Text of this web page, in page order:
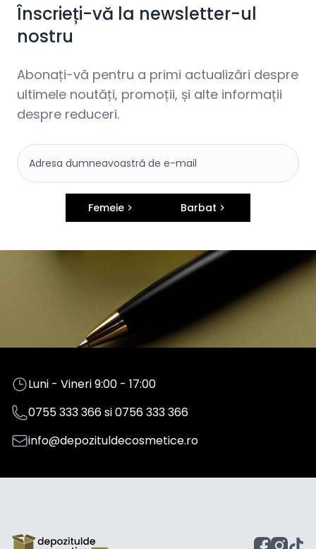
Înscrieți-vă la newsletter-ul
nostru
Abonați-vă pentru a primi actualizări despre
ultimele noutăți, promoții, și alte informații
despre reduceri.
Femeie Barbat
Luni - Vineri 9:00 - 17:00
0755 333 366si0756 333 366
info@depozituldecosmetice.ro